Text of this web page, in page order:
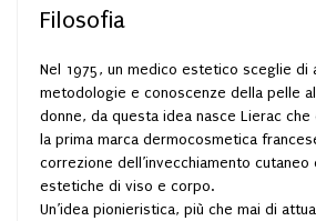
Filosofia
Nel 1975, un medico estetico sceglie di
metodologie e conoscenze della pelle
donne, da questa idea nasce Lierac
la prima marca dermocosmetica
correzione dell’invecchiamento
estetiche di viso e corpo.
Un’idea pionieristica, più che mai di